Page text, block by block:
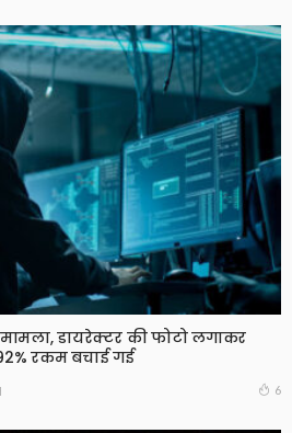
डायरेक्टर की फोटो लगाकर
रकम बचाई गई
6